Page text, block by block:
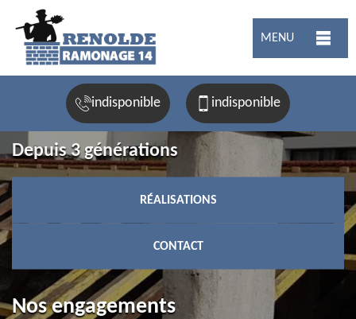
MENU
indisponible indisponible
Depuis 3 générations
RÉALISATIONS
CONTACT
Nos engagements